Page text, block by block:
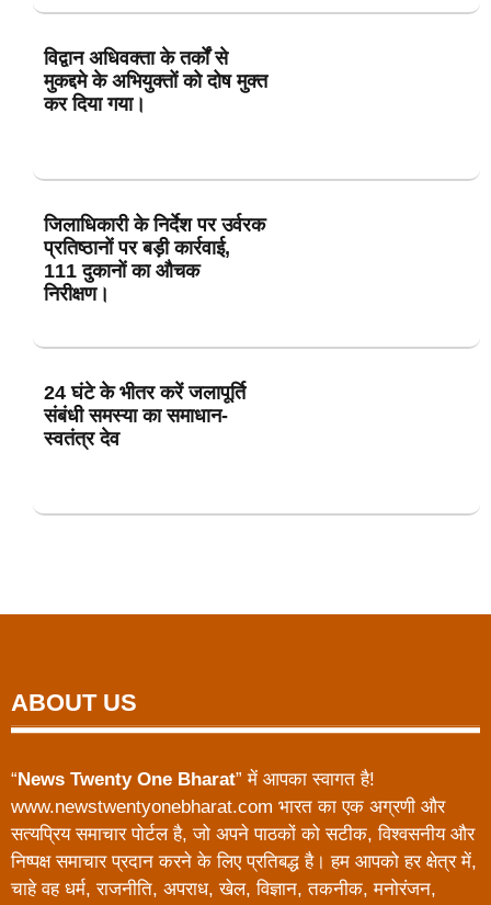
विद्वान अधिवक्ता के तर्कों से
मुकद्दमे के अभियुक्तों को दोष मुक्त
कर दिया गया।
जिलाधिकारी के निर्देश पर उर्वरक
प्रतिष्ठानों पर बड़ी कार्रवाई,
111 दुकानों का औचक
निरीक्षण।
24 घंटे के भीतर करें जलापूर्ति
संबंधी समस्या का समाधान-
स्वतंत्र देव
ABOUT US
“ News Twenty One Bharat” में आपका स्वागत है!
www.newstwentyonebharat.com भारत का एक अग्रणी और
सत्यप्रिय समाचार पोर्टल है, जो अपने पाठकों को सटीक, विश्वसनीय और
निष्पक्ष समाचार प्रदान करने के लिए प्रतिबद्ध है। हम आपको हर क्षेत्र में,
चाहे वह धर्म, राजनीति, अपराध, खेल, विज्ञान, तकनीक, मनोरंजन,